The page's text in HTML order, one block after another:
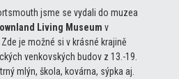
jsme se vydali do muzea
Living Museum v
Zde je možné si v krásné krajině
venkovských budov z 13.-19.
mlýn, škola, kovárna, sýpka aj.